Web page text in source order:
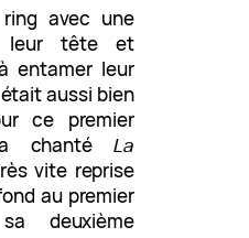
avec une
leur tête et
entamer leur
aussi bien
ce premier
a chantéLa
vite reprise
au premier
deuxième